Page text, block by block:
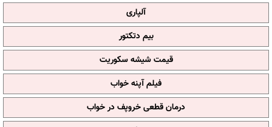
آلپاری
بیم دتکتور
قیمت شیشه سکوریت
فیلم آپنه خواب
درمان قطعی خروپف در خواب